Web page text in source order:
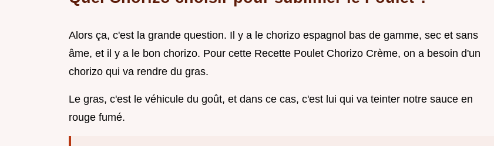
Alors ça, c'est la grande question. Il y a le chorizo espagnol bas de gamme, sec et sans
âme, et il y a le bon chorizo. Pour cette Recette Poulet Chorizo Crème, on a besoin d'un
chorizo qui va rendre du gras.
Le gras, c'est le véhicule du goût, et dans ce cas, c'est lui qui va teinter notre sauce en
rouge fumé.